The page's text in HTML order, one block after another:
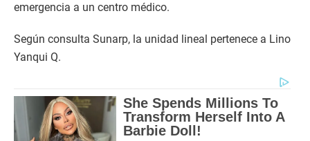
emergencia a un centro médico.
Según consulta Sunarp, la unidad lineal pertenece a Lino
Yanqui Q.